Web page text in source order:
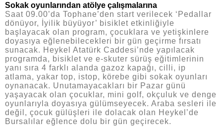
Sokak oyunlarından atölye çalışmalarına
Saat 09.00’da Tophane’den start verilecek ‘Pedallar
dönüyor, İyilik büyüyor’ bisiklet etkinliğiyle
başlayacak olan program, çocuklara ve yetişkinlere
doyasıya eğlenebilecekleri bir gün geçirme fırsatı
sunacak. Heykel Atatürk Caddesi’nde yapılacak
programda, bisiklet ve e-skuter sürüş eğitimlerinin
yanı sıra 4 farklı alanda gazoz kapağı, cilli, ip
atlama, yakar top, istop, körebe gibi sokak oyunları
oynanacak. Unutamayacakları bir Pazar günü
yaşayacak olan çocuklar, mini golf, okçuluk ve denge
oyunlarıyla doyasıya gülümseyecek. Araba sesleri ile
değil, çocuk gülüşleri ile dolacak olan Heykel’de
Bursalılar eğlence dolu bir gün geçirecek.